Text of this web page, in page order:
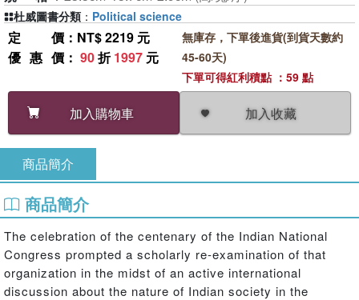
定價 ：NT$ 2219 元
優惠價 ： 90折1997 元
加入購物車 加入收藏
無庫存，下單後進貨(到貨天數約
45-60天)
下單可得紅利積點 ：59 點
杜威圖書分類 ： Political science
商品簡介
商品簡介
The celebration of the centenary of the Indian National
Congress prompted a scholarly re-examination of that
organization in the midst of an active international
discussion about the nature of Indian society in the